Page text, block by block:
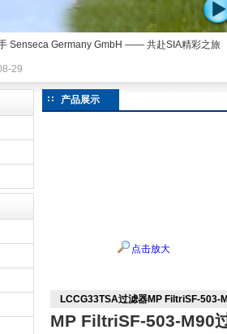
Senseca Germany GmbH —— 共赴SIA精彩之旅
29
产品展示
点击放大
LCCG33TSA过滤器MP FiltriSF-503-
MP FiltriSF-503-M90